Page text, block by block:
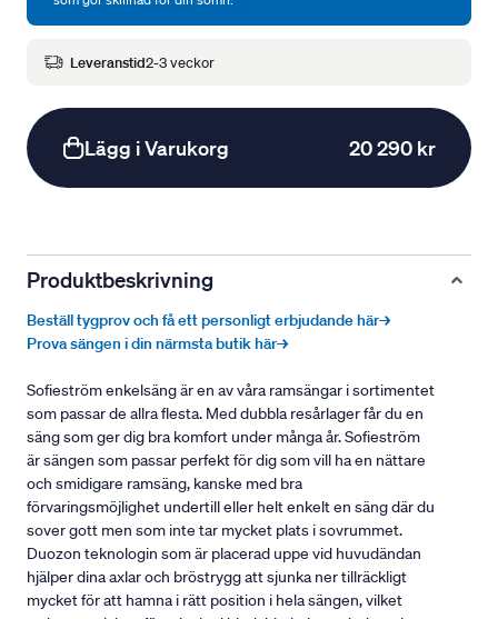
Leveranstid2-3 veckor
Lägg i Varukorg 20 290 kr
Produktbeskrivning
Beställ tygprov och få ett personligt erbjudande här→
Prova sängen i din närmsta butik här→
Sofieström enkelsäng är en av våra ramsängar i sortimentet
som passar de allra flesta. Med dubbla resårlager får du en
säng som ger dig bra komfort under många år. Sofieström
är sängen som passar perfekt för dig som vill ha en nättare
och smidigare ramsäng, kanske med bra
förvaringsmöjlighet undertill eller helt enkelt en säng där du
sover gott men som inte tar mycket plats i sovrummet.
Duozon teknologin som är placerad uppe vid huvudändan
hjälper dina axlar och bröstrygg att sjunka ner tillräckligt
mycket för att hamna i rätt position i hela sängen, vilket